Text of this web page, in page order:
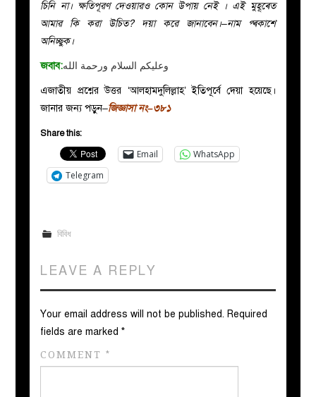
করুন
চিনি না। ক্ষতিপূৱণ দেওয়াৱও কোন উপায় নেই । এই মুহূৰ্তে
আমাৱ কি কৱা উচিত? দয়া কৱে জানাবেন।–নাম প্ৰকাশে
অনিচ্ছুক।
জবাব:وعليكم السلام ورحمة الله
এজাতীয় প্রশ্নের উত্তর ‘আলহামদুলিল্লাহ’ ইতিপূর্বে দেয়া হয়েছে।
জানার জন্য পড়ুন–জিজ্ঞাসা নং–৩৮১
Share this:
Email
WhatsApp
Telegram
বিবিধ
LEAVE A REPLY
Your email address will not be published. Required
fields are marked*
COMMENT*